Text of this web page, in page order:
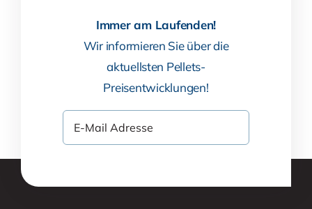
Immer am Laufenden!
Wir informieren Sie über die
aktuellsten Pellets-
Preisentwicklungen!